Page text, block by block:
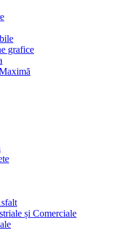
grafice
și Comerciale